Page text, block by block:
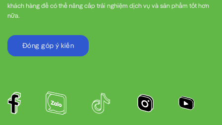
khách hàng để có thể nâng cấp trải nghiệm dịch vụ và sản phẩm tốt hơn
nữa.
Đóng góp ý kiến